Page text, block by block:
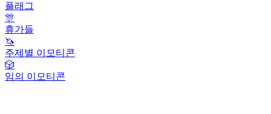
플래그
🎊
휴가들
🦄
주제별 이모티콘
🎲
임의 이모티콘